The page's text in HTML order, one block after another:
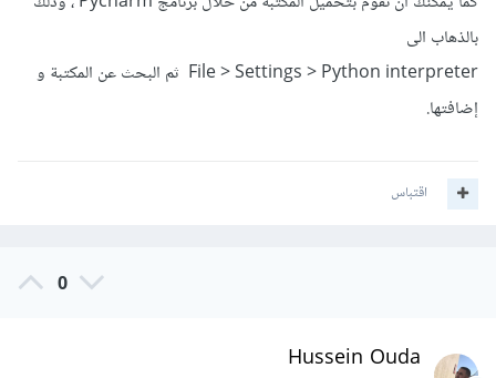
بالذهاب الى
File > Settings > Python interpreter ثم البحث عن المكتبة و
إضافتها.
اقتباس
0
Hussein Ouda